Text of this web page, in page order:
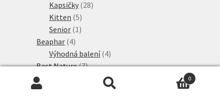
Kapsičky 2828
Kitten 55
produktů
Senior 1 1
Beaphar 44
produkty
Výhodná balení 44
produkty
Best Nature 77
produktů
Bezobilné konzervy 88
produktů
Bozita
0